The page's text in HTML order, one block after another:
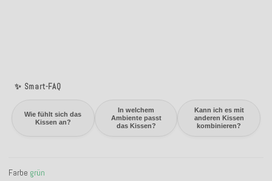
✨ Smart-FAQ
Wie fühlt sich das
Kissen an?
In welchem
Ambiente passt
das Kissen?
Kann ich es mit
anderen Kissen
kombinieren?
Farbe grün